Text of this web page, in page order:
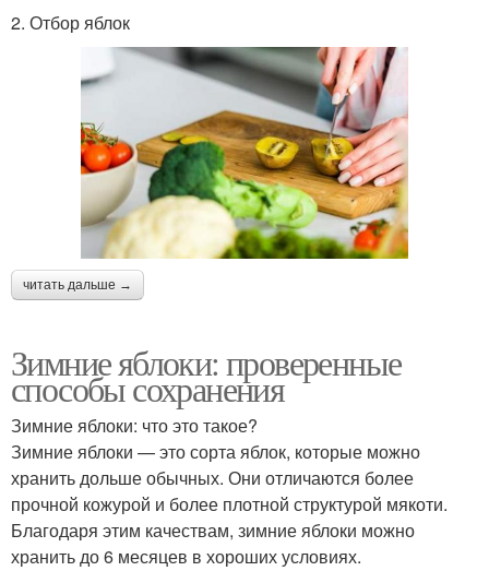
2. Отбор яблок
читать дальше →
Зимние яблоки: проверенные
способы сохранения
Зимние яблоки: что это такое?
Зимние яблоки — это сорта яблок, которые можно
хранить дольше обычных. Они отличаются более
прочной кожурой и более плотной структурой мякоти.
Благодаря этим качествам, зимние яблоки можно
хранить до 6 месяцев в хороших условиях.